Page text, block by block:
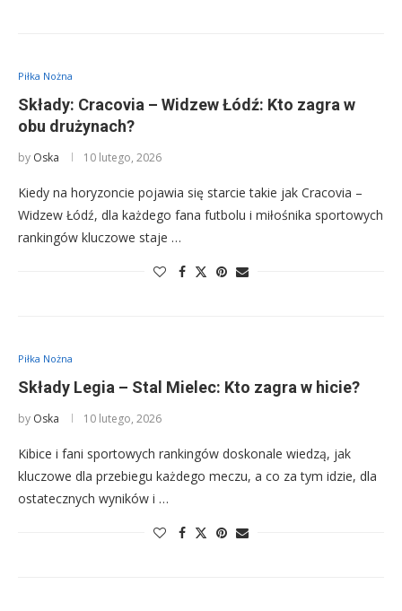
Piłka Nożna
Składy: Cracovia – Widzew Łódź: Kto zagra w
obu drużynach?
by Oska 10 lutego, 2026
Kiedy na horyzoncie pojawia się starcie takie jak Cracovia –
Widzew Łódź, dla każdego fana futbolu i miłośnika sportowych
rankingów kluczowe staje …
Piłka Nożna
Składy Legia – Stal Mielec: Kto zagra w hicie?
by Oska 10 lutego, 2026
Kibice i fani sportowych rankingów doskonale wiedzą, jak
kluczowe dla przebiegu każdego meczu, a co za tym idzie, dla
ostatecznych wyników i …